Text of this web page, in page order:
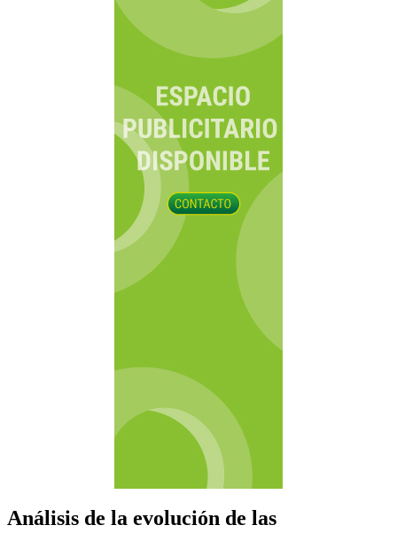
Análisis de la evolución de las